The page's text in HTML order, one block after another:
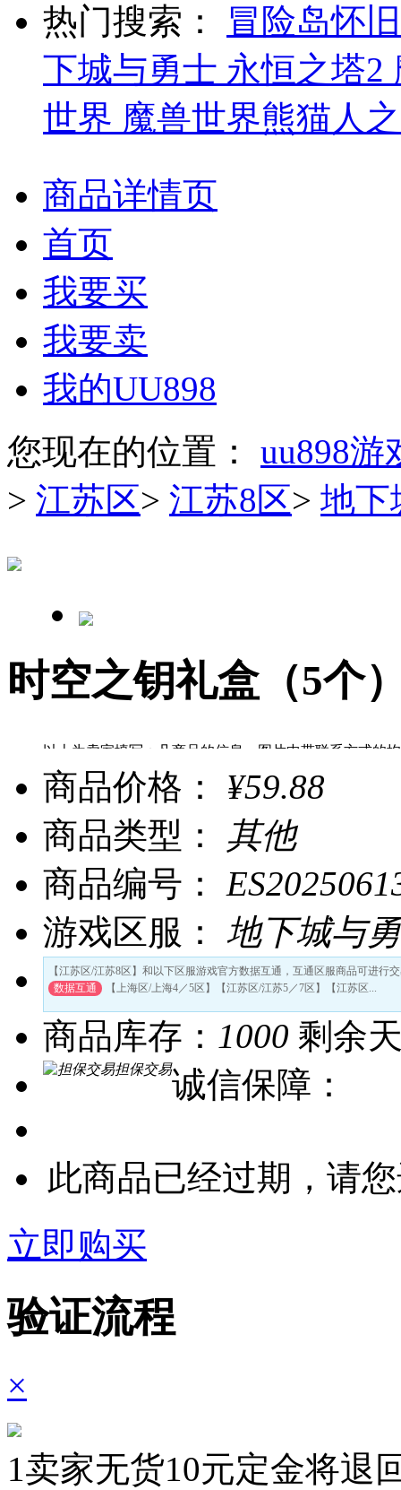
热门搜索： 冒险岛怀
下城与勇士 永恒之塔2
世界 魔兽世界熊猫人
商品详情页
首页
我要买
我要卖
我的UU898
您现在的位置： uu898游
> 江苏区> 江苏8区> 地下
时空之钥礼盒（5个
以上为卖家填写：凡商品的信息、图片中带联系方式的
uu898提醒：为了您帐号的安全，请勿向他人泄漏您的帐
商品价格：
¥59.88
商品类型：
其他
商品编号：
游戏区服：
地下城与
【江苏区/江苏8区】和以下区服游戏官方数据互通，互通区服商品可进行
数据互通
【上海区/上海4／5区】【江苏区/江苏5／7区】【江苏区...
商品库存： 1000 剩余
诚信保障：
担保交易
此商品已经过期，请
立即购买
验证流程
×
1卖家无货10元定金将退